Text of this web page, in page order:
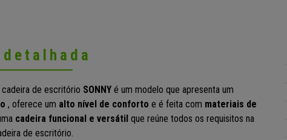
detalhada
de escritório SONNY é um modelo que apresenta um
, oferece um alto nível de conforto e é feita com materiais de
cadeira funcional e versátil que reúne todos os requisitos na
de escritório.